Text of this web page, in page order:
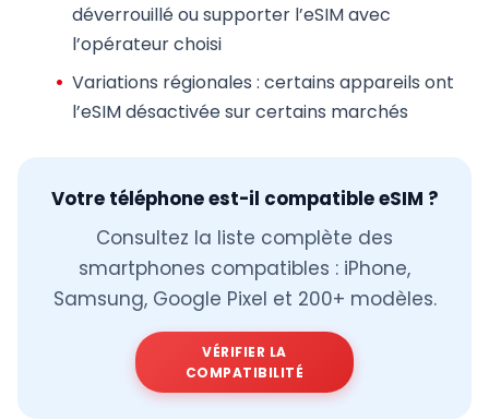
déverrouillé ou supporter l’eSIM avec
l’opérateur choisi
Variations régionales : certains appareils ont
l’eSIM désactivée sur certains marchés
Votre téléphone est-il compatible eSIM ?
Consultez la liste complète des
smartphones compatibles : iPhone,
Samsung, Google Pixel et 200+ modèles.
VÉRIFIER LA
COMPATIBILITÉ